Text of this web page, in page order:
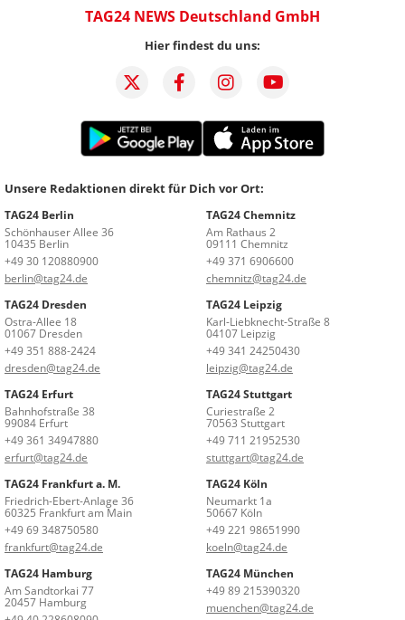
TAG24 NEWS Deutschland GmbH
Hier findest du uns:
Unsere Redaktionen direkt für Dich vor Ort:
TAG24 Berlin
Schönhauser Allee 36
10435 Berlin
+49 30 120880900
berlin@tag24.de
TAG24 Chemnitz
Am Rathaus 2
09111 Chemnitz
+49 371 6906600
chemnitz@tag24.de
TAG24 Dresden
Ostra-Allee 18
01067 Dresden
+49 351 888-2424
dresden@tag24.de
TAG24 Leipzig
Karl-Liebknecht-Straße 8
04107 Leipzig
+49 341 24250430
leipzig@tag24.de
TAG24 Erfurt
Bahnhofstraße 38
99084 Erfurt
+49 361 34947880
erfurt@tag24.de
TAG24 Stuttgart
Curiestraße 2
70563 Stuttgart
+49 711 21952530
stuttgart@tag24.de
TAG24 Frankfurt a. M.
Friedrich-Ebert-Anlage 36
60325 Frankfurt am Main
+49 69 348750580
frankfurt@tag24.de
TAG24 Köln
Neumarkt 1a
50667 Köln
+49 221 98651990
koeln@tag24.de
TAG24 Hamburg
Am Sandtorkai 77
20457 Hamburg
TAG24 München
+49 89 215390320
muenchen@tag24.de